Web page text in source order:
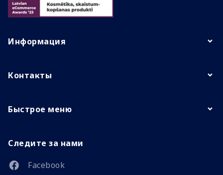
Информация
Контакты
Быстрое меню
Следите за нами
Facebook